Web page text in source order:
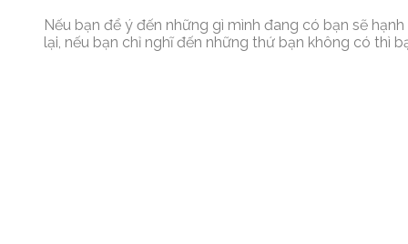
Nếu bạn để ý đến những gì mình đang có bạn sẽ
lại, nếu bạn chỉ nghĩ đến những thứ bạn không có thì